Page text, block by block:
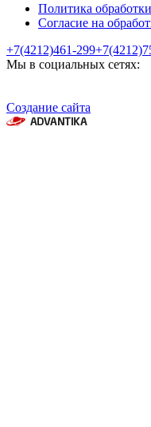
Политика
Согласие на
+7(4212)461-299
Мы в социальных сетях:
Создание сайта